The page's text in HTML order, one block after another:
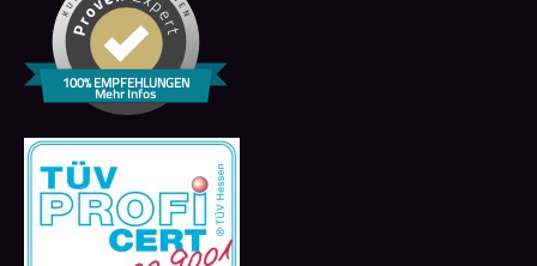
100% EMPFEHLUNGEN
Mehr Infos